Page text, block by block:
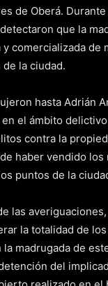
de Oberá.
que la
comercializada de
la ciudad.
hasta Adrián
el ámbito
contra la
haber vendido los
puntos de la
las
la totalidad de
la madrugada de
del